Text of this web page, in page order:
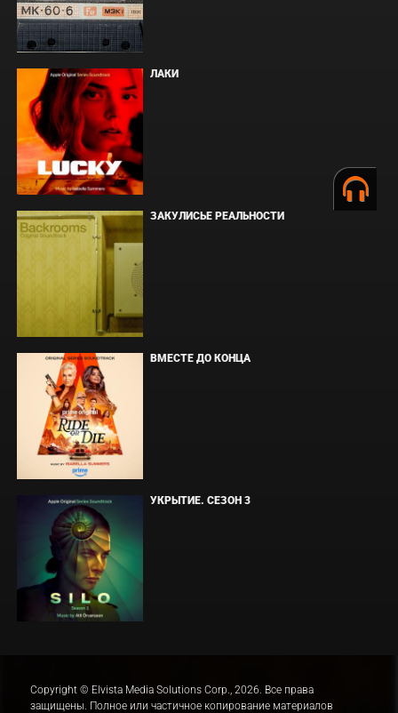
ЛАКИ
ЗАКУЛИСЬЕ РЕАЛЬНОСТИ
ВМЕСТЕ ДО КОНЦА
УКРЫТИЕ. СЕЗОН 3
Copyright © Elvista Media Solutions Corp., 2026. Все права
защищены. Полное или частичное копирование материалов